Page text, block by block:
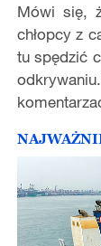
Mówi się,
chłopcy z
tu spędzić